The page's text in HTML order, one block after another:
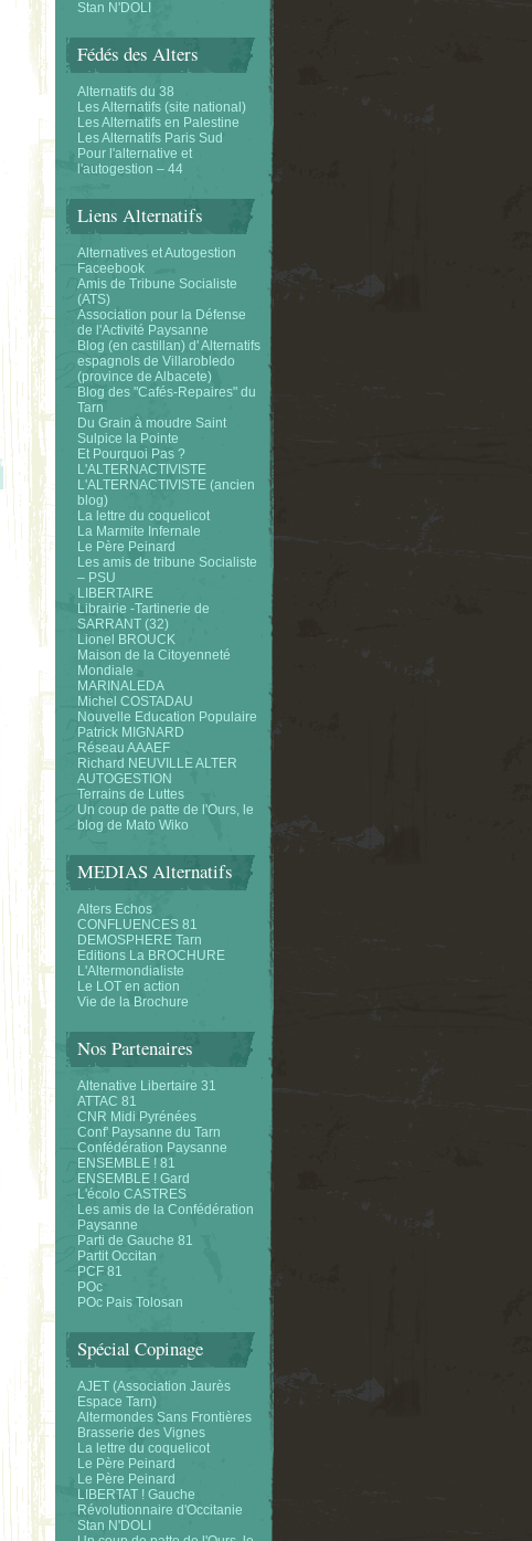
Stan N'DOLI
Fédés des Alters
Alternatifs du 38
Les Alternatifs (site national)
Les Alternatifs en Palestine
Les Alternatifs Paris Sud
Pour l'alternative et
l'autogestion – 44
Liens Alternatifs
Alternatives et Autogestion
Faceebook
Amis de Tribune Socialiste
(ATS)
Association pour la Défense
de l'Activité Paysanne
Blog (en castillan) d' Alternatifs
espagnols de Villarobledo
(province de Albacete)
Blog des "Cafés-Repaires" du
Tarn
Du Grain à moudre Saint
Sulpice la Pointe
Et Pourquoi Pas ?
L'ALTERNACTIVISTE
L'ALTERNACTIVISTE (ancien
blog)
La lettre du coquelicot
La Marmite Infernale
Le Père Peinard
Les amis de tribune Socialiste
– PSU
LIBERTAIRE
Librairie -Tartinerie de
SARRANT (32)
Lionel BROUCK
Maison de la Citoyenneté
Mondiale
MARINALEDA
Michel COSTADAU
Nouvelle Education Populaire
Patrick MIGNARD
Réseau AAAEF
Richard NEUVILLE ALTER
AUTOGESTION
Terrains de Luttes
Un coup de patte de l'Ours, le
blog de Mato Wiko
MEDIAS Alternatifs
Alters Echos
CONFLUENCES 81
DEMOSPHERE Tarn
Editions La BROCHURE
L'Altermondialiste
Le LOT en action
Vie de la Brochure
Nos Partenaires
Altenative Libertaire 31
ATTAC 81
CNR Midi Pyrénées
Conf' Paysanne du Tarn
Confédération Paysanne
ENSEMBLE ! 81
ENSEMBLE ! Gard
L'écolo CASTRES
Les amis de la Confédération
Paysanne
Parti de Gauche 81
Partit Occitan
PCF 81
POc
POc Pais Tolosan
Spécial Copinage
AJET (Association Jaurès
Espace Tarn)
Altermondes Sans Frontières
Brasserie des Vignes
La lettre du coquelicot
Le Père Peinard
Le Père Peinard
LIBERTAT ! Gauche
Révolutionnaire d'Occitanie
Stan N'DOLI